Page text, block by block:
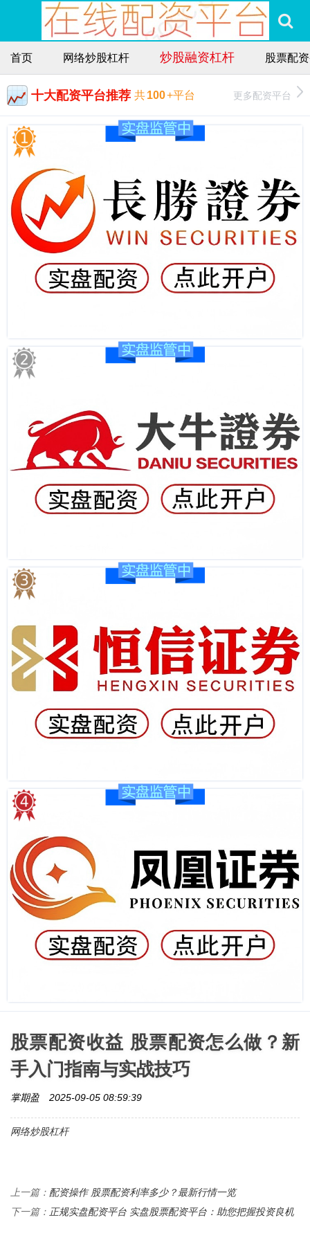
首页 网络炒股杠杆 炒股融资杠杆 股票配
十大配资平台推荐 共100+平台 更多配资平台
股票配资收益 股票配资怎么做？新
手入门指南与实战技巧
掌期盈 2025-09-05 08:59:39
网络炒股杠杆
上一篇： 配资操作 股票配资利率多少？最新行情一览
下一篇： 正规实盘配资平台 实盘股票配资平台：助您把握投资良机